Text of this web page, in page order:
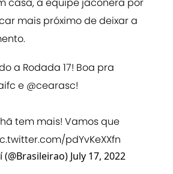
mais próximo de deixar a
a Rodada 17! Boa pra
e @cearasc!
tem mais! Vamos que
pdYvKeXXfn
July 17, 2022